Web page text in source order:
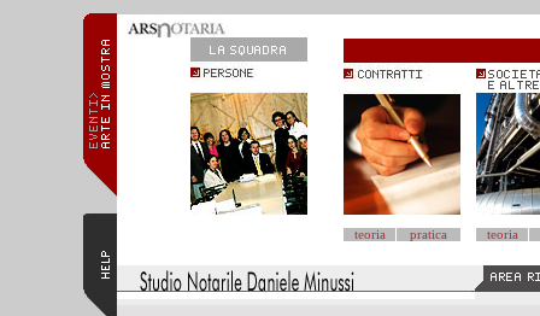
teoria pratica teoria